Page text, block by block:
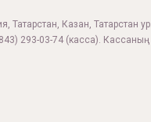
Казан, Татарстан
293-03-74 (касса).